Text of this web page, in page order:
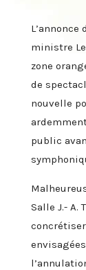
ministre
zone
de
nouvelle
public
Salle J.- A.